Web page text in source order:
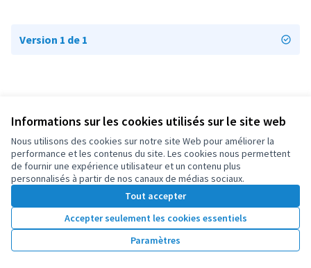
Informations sur les cookies utilisés sur le site web
Nous utilisons des cookies sur notre site Web pour améliorer la
performance et les contenus du site. Les cookies nous permettent
de fournir une expérience utilisateur et un contenu plus
personnalisés à partir de nos canaux de médias sociaux.
Tout accepter
Accepter seulement les cookies essentiels
Paramètres
Version 1 de 1
Conditions d'utilisation
Paramètres des cookies
OIDP sur X
(Lien externe)
OIDP sur Facebook
(Lien externe)
OIDP sur YouTube
(Lien externe)
Français
Choose languageChoisir la langueElegir el idioma
Site réalisé grâce aulogiciel libre Decidim .
Licence
(Lien